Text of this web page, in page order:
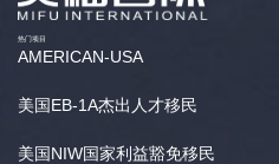
热门项目
AMERICAN-USA
美国EB-1A杰出人才移民
美国NIW国家利益豁免移民